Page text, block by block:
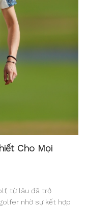
Cho Mọi
từ lâu đã trở
nhờ sự kết hợp